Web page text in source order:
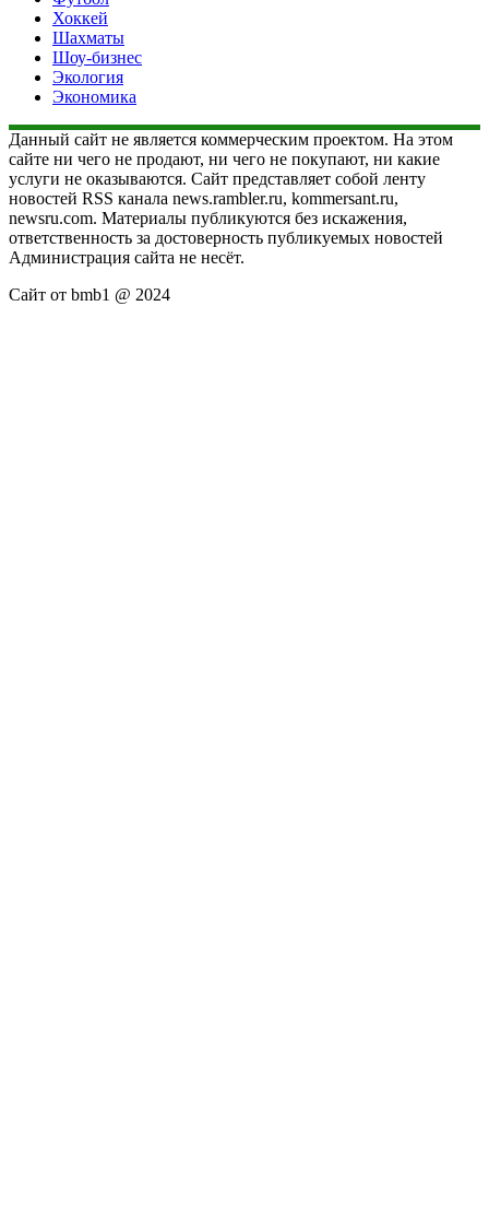
Хоккей
Шахматы
Шоу-бизнес
Экология
Экономика
Данный сайт не является коммерческим проектом. На этом
сайте ни чего не продают, ни чего не покупают, ни какие
услуги не оказываются. Сайт представляет собой ленту
новостей RSS канала news.rambler.ru, kommersant.ru,
newsru.com. Материалы публикуются без искажения,
ответственность за достоверность публикуемых новостей
Администрация сайта не несёт.
Сайт от bmb1 @ 2024